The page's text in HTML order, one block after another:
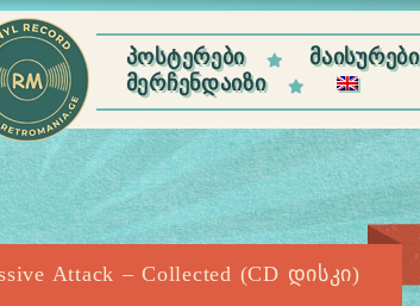
ᲞᲝᲡᲢᲔᲠᲔᲑᲘ
ᲛᲐᲘᲡᲣᲠᲔᲑᲘ
ᲛᲔᲠᲩᲔᲜᲓᲐᲘᲖᲘ
Attack – Collected (CD დისკი)